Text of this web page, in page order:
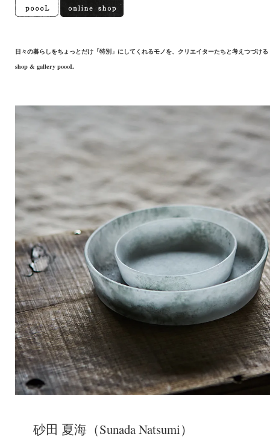
日々の暮らしをちょっとだけ「特別」にしてくれるモノを、クリエイターたちと考えつづける
shop & gallery poooL
砂田 夏海（Sunada Natsumi）